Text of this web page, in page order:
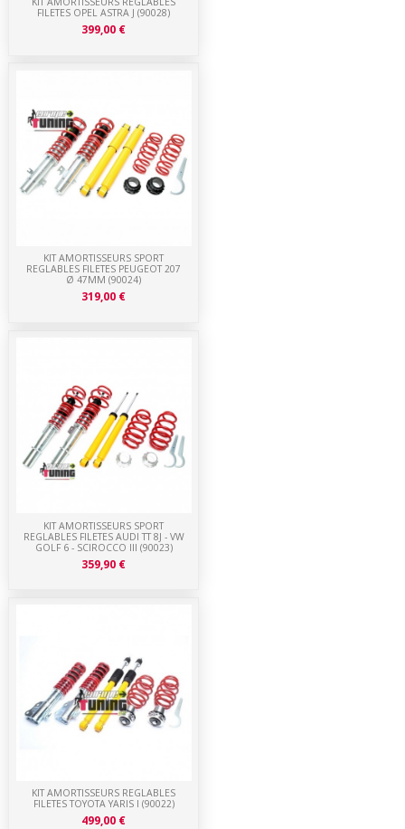
KIT AMORTISSEURS REGLABLES
FILETES TOYOTA YARIS I (90022)
499,00 €
KIT AMORTISSEURS SPORT
REGLABLES FILETES AUDI TT 8J - VW
GOLF 6 - SCIROCCO III (90023)
359,90 €
KIT AMORTISSEURS SPORT
REGLABLES FILETES PEUGEOT 207
Ø 47MM (90024)
319,00 €
FILETES OPEL ASTRA J (90028)
399,00 €